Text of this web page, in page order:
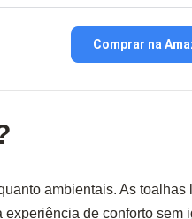
Comprar na
ambientais. As toalhas
experiência de conforto sem